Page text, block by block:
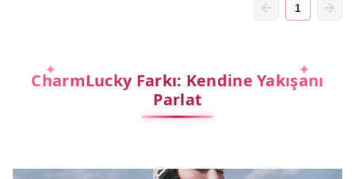
1
CharmLucky Farkı: Kendine Yakışanı
Parlat